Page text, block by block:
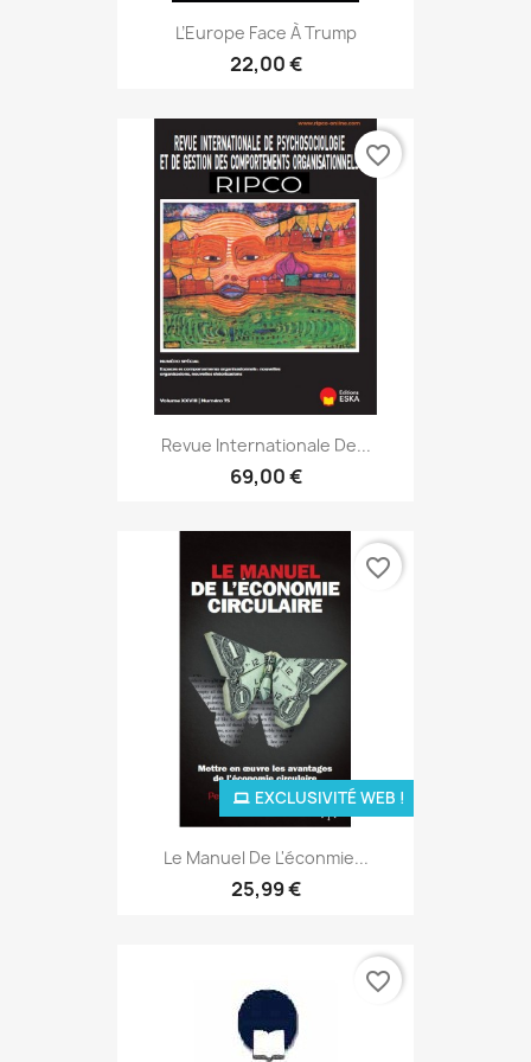
L’Europe Face À Trump
22,00 €
Revue Internationale De...
69,00 €
favorite_border
Le Manuel De L'éconmie...
25,99 €
EXCLUSIVITÉ WEB !
favorite_border
favorite_border